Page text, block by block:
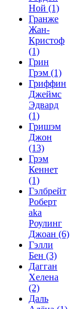
Ной (1)
Гранже
Жан-
Кристоф
(1)
Грин
Грэм (1)
Гриффин
Джеймс
Эдвард
(1)
Гришэм
Джон
(13)
Грэм
Кеннет
(1)
Гэлбрейт
Роберт
aka
Роулинг
Джоан (6)
Гэлли
Бен (3)
Дагган
Хелена
(2)
Даль